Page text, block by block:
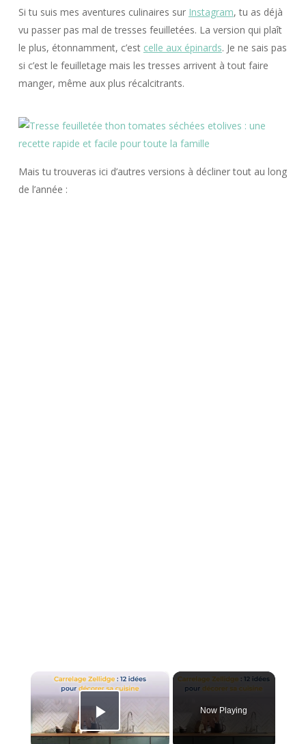
Si tu suis mes aventures culinaires sur Instagram, tu as déjà
vu passer pas mal de tresses feuilletées. La version qui plaît
le plus, étonnamment, c’est celle aux épinards. Je ne sais pas
si c’est le feuilletage mais les tresses arrivent à tout faire
manger, même aux plus récalcitrants.
Mais tu trouveras ici d’autres versions à décliner tout au long
de l’année :
×
Play Video
Now Playing